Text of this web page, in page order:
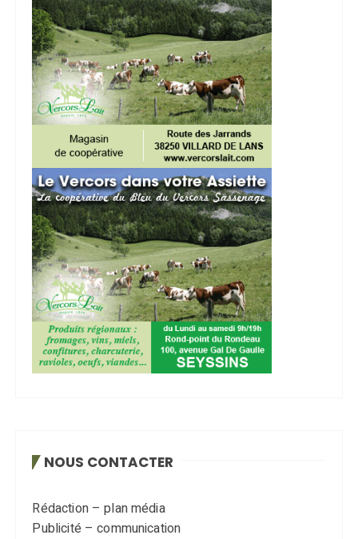
NOUS CONTACTER
Rédaction – plan média
Publicité – communication